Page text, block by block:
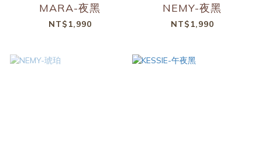
MARA-夜黑
NT$1,990
NEMY-夜黑
NT$1,990